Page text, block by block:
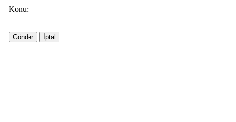
Konu:
Gönder İptal